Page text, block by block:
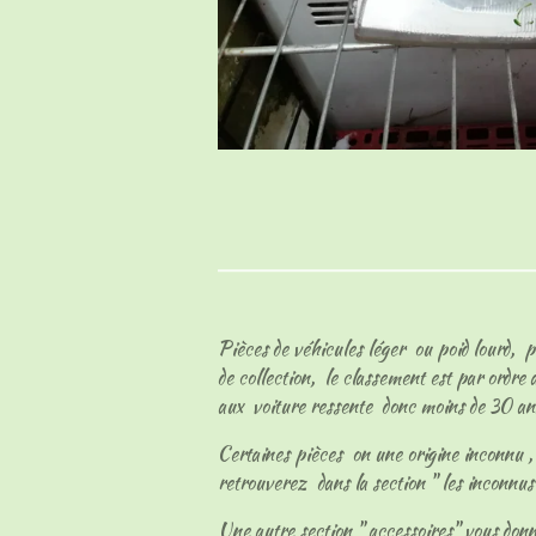
Pièces de véhicules léger ou poid
de collection, le classement est par
aux voiture ressente donc moins de 30
Certaines pièces on une origine inconnu
retrouverez dans la section " les